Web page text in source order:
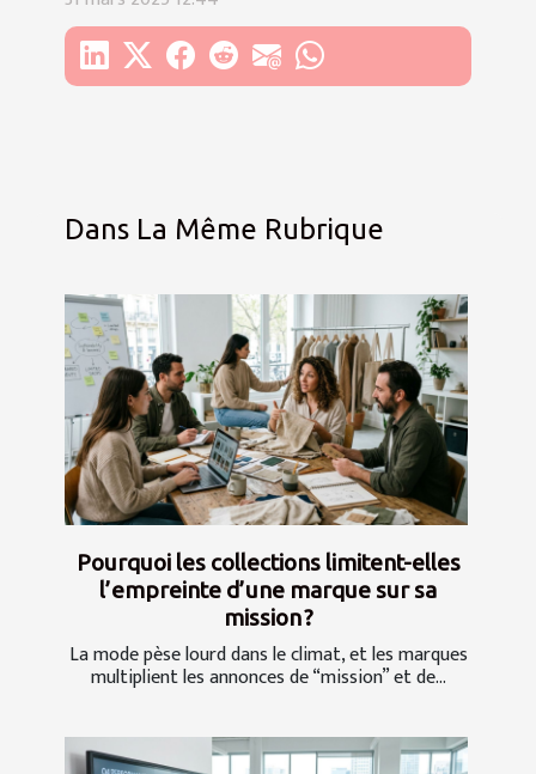
Dans La Même Rubrique
Pourquoi les collections limitent-elles
l’empreinte d’une marque sur sa
mission ?
La mode pèse lourd dans le climat, et les marques
multiplient les annonces de “mission” et de...